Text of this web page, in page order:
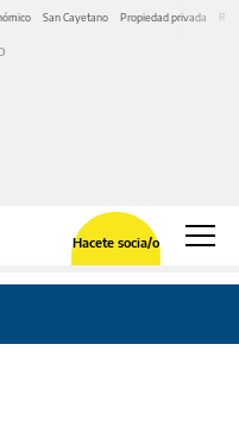
San Cayetano Propiedad privada
Hacete socia/o